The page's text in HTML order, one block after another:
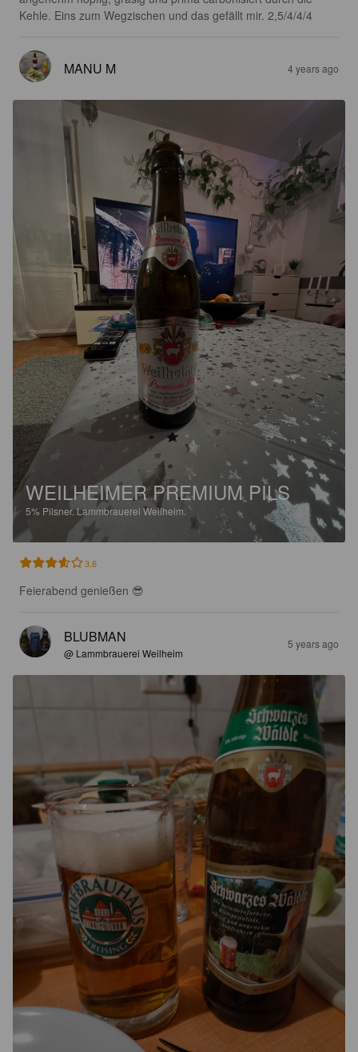
Kehle. Eins zum Wegzischen und das gefällt mir. 2,5/4/4/4
MANU M 4 years ago
WEILHEIMER PREMIUM PILS
5% Pilsner.Lammbrauerei Weilheim.
3.6
Feierabend genießen 😎
BLUBMAN
@ Lammbrauerei Weilheim
5 years ago